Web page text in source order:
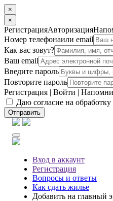
×
×
РегистрацияАвторизация
Номер телефонаили email
Как вас зовут?
Ваш email
Введите пароль
Повторите пароль
Регистрация | Войти |
Даю согласие на
Отправить
Вход в аккаунт
Регистрация
Вопросы и ответы
Как сдать жилье
Добавить на главный